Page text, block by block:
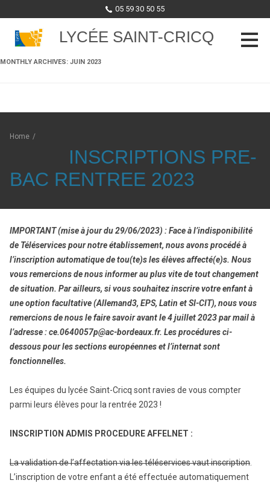
05 59 30 50 55
LYCÉE SAINT-CRICQ
MONTHLY ARCHIVES: JUIN 2023
Home /
INSCRIPTIONS PRE-
BAC RENTREE 2023
IMPORTANT (mise à jour du 29/06/2023) : Face à l’indisponibilité
de Téléservices pour notre établissement, nous avons procédé à
l’inscription automatique de tou(te)s les élèves affecté(e)s. Nous
vous remercions de nous informer au plus vite de tout changement
de situation. Par ailleurs, si vous souhaitez inscrire votre enfant à
une option facultative (Allemand3, EPS, Latin et SI-CIT), nous vous
remercions de nous le faire savoir avant le 4 juillet 2023 par mail à
l’adresse : ce.0640057p@ac-bordeaux.fr. Les procédures ci-
dessous pour les sections européennes et l’internat sont
fonctionnelles.
Les équipes du lycée Saint-Cricq sont ravies de vous compter
parmi leurs élèves pour la rentrée 2023 !
INSCRIPTION ADMIS PROCEDURE AFFELNET :
La validation de l’affectation via les téléservices vaut inscription
L’inscription de votre enfant a été effectuée automatiquement